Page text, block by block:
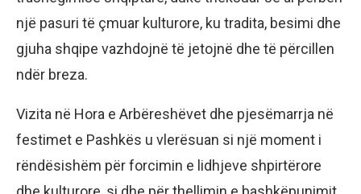
një pasuri të çmuar kulturore, ku tradita, besimi dhe
gjuha shqipe vazhdojnë të jetojnë dhe të përcillen
ndër breza.
Vizita në Hora e Arbëreshëvet dhe pjesëmarrja në
festimet e Pashkës u vlerësuan si një moment i
rëndësishëm për forcimin e lidhjeve shpirtërore